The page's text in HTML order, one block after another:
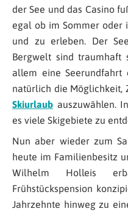
der See und das Casino
egal ob im Sommer oder
und zu erleben. Der
Bergwelt sind traumhaft
allem eine
natürlich die Möglichkeit,
Skiurlaub auszuwählen.
es viele Skigebiete zu
Nun aber wieder zum
heute im Familienbesitz
Wilhelm Holleis
Frühstückspension
Jahrzehnte hinweg zu